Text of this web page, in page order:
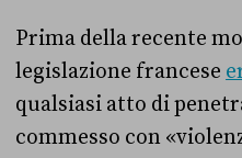
Prima della recente
legislazione francese
qualsiasi atto di
commesso con